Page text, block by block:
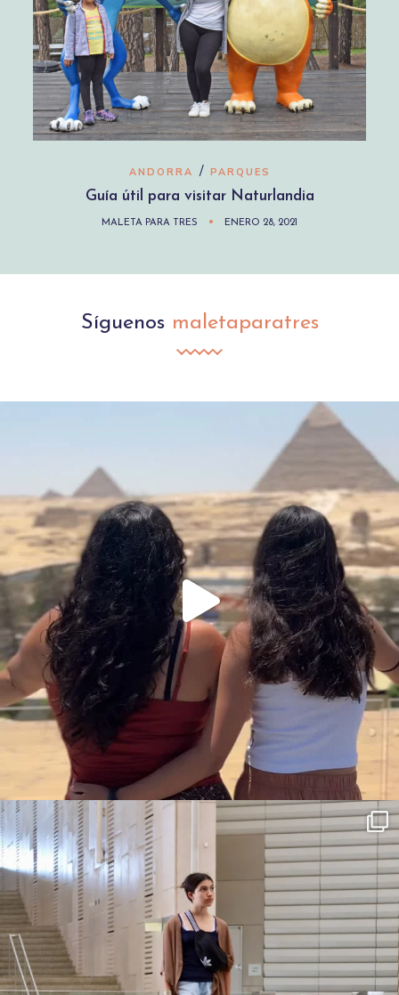
ANDORRA / PARQUES
Guía útil para visitar Naturlandia
MALETA PARA TRES ENERO 28, 2021
Síguenos maletaparatres